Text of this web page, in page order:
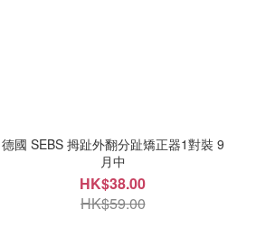
德國 SEBS 拇趾外翻分趾矯正器1對裝 9
月中
HK$38.00
HK$59.00